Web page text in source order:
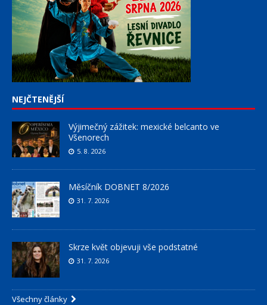
NEJČTENĚJŠÍ
Výjimečný zážitek: mexické belcanto ve
Všenorech
5. 8. 2026
Měsíčník DOBNET 8/2026
31. 7. 2026
Skrze květ objevuji vše podstatné
31. 7. 2026
Všechny články